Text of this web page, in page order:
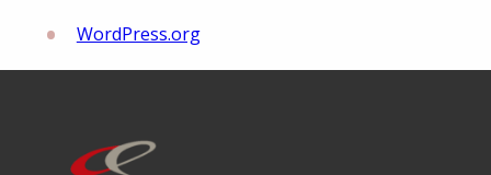
WordPress.org